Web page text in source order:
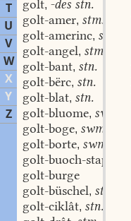
T
U
V
W
X
Y
Z
golt, -des stn.
golt-amer, stm.
golt-amerinc, stm.
golt-angel, stm.
golt-bant, stn.
golt-bërc, stn.
golt-blat, stn.
golt-bluome, swmf.
golt-boge, swm.
golt-borte, swm.
golt-buoch-stap
golt-burge
golt-büschel, stn.
golt-ciklât, stn.